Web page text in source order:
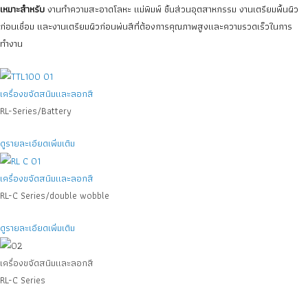
เหมาะสำหรับงานทำความสะอาดโลหะ แม่พิมพ์ ชิ้นส่วนอุตสาหกรรม งานเตรียมพื้นผิว
ก่อนเชื่อม และงานเตรียมผิวก่อนพ่นสีที่ต้องการคุณภาพสูงและความรวดเร็วในการ
ทำงาน
เครื่องขจัดสนิมและลอกสี
RL-Series/Battery
ดูรายละเอียดเพิ่มเติม
เครื่องขจัดสนิมและลอกสี
RL-C Series/double wobble
ดูรายละเอียดเพิ่มเติม
เครื่องขจัดสนิมและลอกสี
RL-C Series